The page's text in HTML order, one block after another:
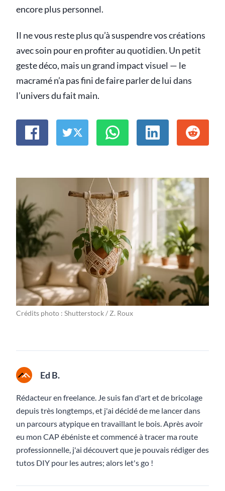
encore plus personnel.
Il ne vous reste plus qu’à suspendre vos créations
avec soin pour en profiter au quotidien. Un petit
geste déco, mais un grand impact visuel — le
macramé n’a pas fini de faire parler de lui dans
l’univers du fait main.
Crédits photo : Shutterstock / Z. Roux
Ed B.
Rédacteur en freelance. Je suis fan d'art et de bricolage
depuis très longtemps, et j'ai décidé de me lancer dans
un parcours atypique en travaillant le bois. Après avoir
eu mon CAP ébéniste et commencé à tracer ma route
professionnelle, j'ai découvert que je pouvais rédiger des
tutos DIY pour les autres; alors let's go !